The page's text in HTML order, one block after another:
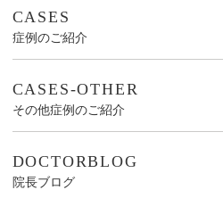
CASES
症例のご紹介
CASES-OTHER
その他症例のご紹介
DOCTORBLOG
院長ブログ